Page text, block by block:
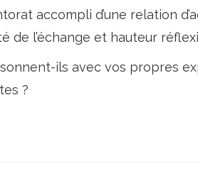
accompli d’une relation
de l’échange et hauteur
ils avec vos propres
?